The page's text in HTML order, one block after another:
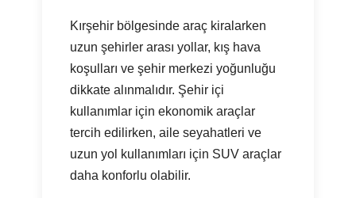
Kırşehir bölgesinde araç kiralarken
uzun şehirler arası yollar, kış hava
koşulları ve şehir merkezi yoğunluğu
dikkate alınmalıdır. Şehir içi
kullanımlar için ekonomik araçlar
tercih edilirken, aile seyahatleri ve
uzun yol kullanımları için SUV araçlar
daha konforlu olabilir.